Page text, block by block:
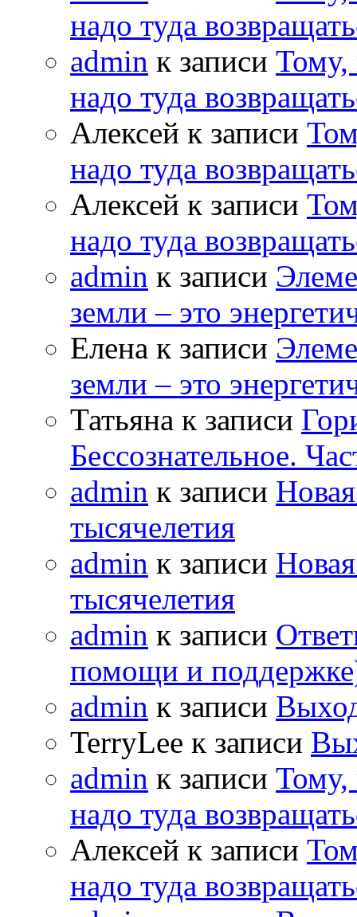
надо туда
admin к записи Тому,
надо туда
Алексей к записи
надо туда
Алексей к записи
надо туда
admin к записи
земли – это
Елена к записи
земли – это
Татьяна к записи
Бессознательное.
admin к записи
тысячелетия
admin к записи
тысячелетия
admin к записи
помощи и
admin к записи
TerryLee к записи
admin к записи Тому,
надо туда
Алексей к записи
надо туда